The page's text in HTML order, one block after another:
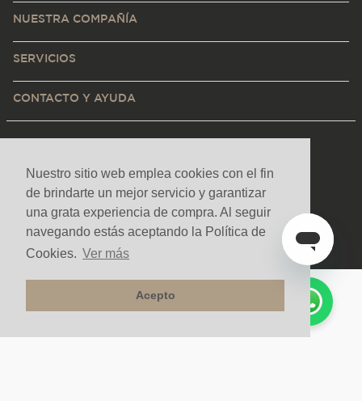
Nuestro sitio web emplea cookies con el fin
de brindarte un mejor servicio y garantizar
una grata experiencia de compra. Al seguir
navegando estás aceptando la Política de
Cookies. Ver más
Acepto
NUESTRA COMPAÑÍA
SERVICIOS
CONTACTO Y AYUDA
Medios de pago y sitio seguro